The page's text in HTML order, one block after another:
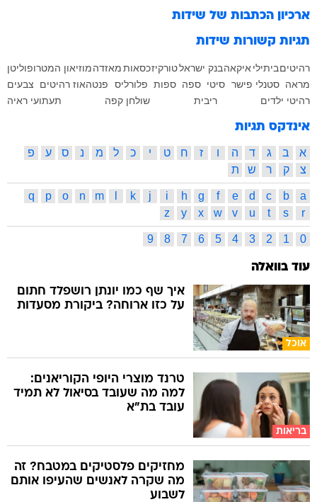
ארכיון הכתבות של שידות
תגיות קשורות שידות
רהיטיםביתיליאיקאהבנק ישראלטורקיזכסאותמאזדהמוזיאון המטרופוליטן
מראה סטנלי פישר סיטי ספה ספות פלורליס פנטהאוז רהיטים
צבעים
רהיטי ילדים
ריבית שולחן קפה תעתועי ראיה
אינדקס תגיות
א ב ג ד ה ו ז ח ט י כ ל מ נ ס ע
פ
צ
ק ר ש ת
a
b
c
d
e
f
g
h
i
j
k
m
n
o
p
q
r
s
t
u
v
w
x
y
z
0
1
2
3
4
5
6
7
8
9
עוד בוואלה
אוכל
איך שף כמו יונתן רושפלד חתום
על כזו ארוחה? ביקורת מסעדות
בריאות
טרנד מוצרי היופי הקוריאנים:
למה מה שעובד בסיאול לא תמיד
עובד בת"א
מחזיקים פלסטיקים במטבח? זה
מה שקרה לאנשים שהעיפו אותם
לשבוע